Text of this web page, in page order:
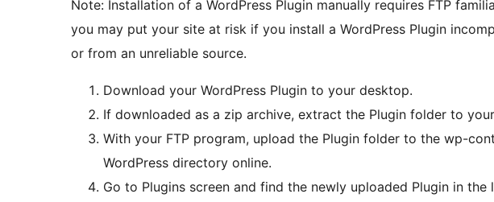
Note: Installation of a WordPress Plugin manually requires FTP
you may put your site at risk if you install a WordPress Plugin
or from an unreliable source.
Download your WordPress Plugin to your desktop.
If downloaded as a zip archive, extract the Plugin folder to
With your FTP program, upload the Plugin folder to the wp-
WordPress directory online.
Go to Plugins screen and find the newly uploaded Plugin in the